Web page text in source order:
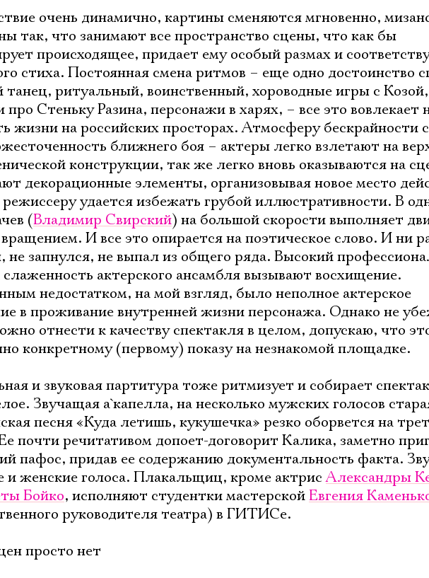
очень динамично, картины сменяются мгновенно,
так, что занимают все пространство сцены, что как бы
происходящее, придает ему особый размах и
стиха. Постоянная смена ритмов – еще одно достоинство
ритуальный, воинственный, хороводные игры с Козой,
про Стеньку Разина, персонажи в харях, – все это вовлекает
жизни на российских просторах. Атмосферу бескрайности
ближнего боя – актеры легко взлетают на
конструкции, так же легко вновь оказываются на
декорационные элементы, организовывая новое место
удается избежать грубой иллюстративности. В
(Владимир Свирский) на большой скорости выполняет
вращением. И все это опирается на поэтическое слово. И ни
не запнулся, не выпал из общего ряда. Высокий
слаженность актерского ансамбля вызывают восхищение.
недостатком, на мой взгляд, было неполное актерское
в проживание внутренней жизни персонажа. Однако не
отнести к качеству спектакля в целом, допускаю, что
конкретному (первому) показу на незнакомой площадке.
и звуковая партитура тоже ритмизует и собирает
Звучащая а`капелла, на несколько мужских голосов
песня «Куда летишь, кукушечка» резко оборвется на
почти речитативом допоет-договорит Калика, заметно
пафос, придав ее содержанию документальность факта.
и женские голоса. Плакальщиц, кроме актрисАлександры
Бойко, исполняют студентки мастерскойЕвгения
руководителя театра) в ГИТИСе.
просто нет
Ознакомиться